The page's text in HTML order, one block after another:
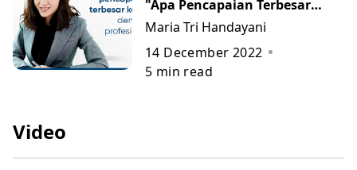
"Apa Pencapaian Terbesar
Anda?"
Maria Tri Handayani
14 December 2022
5 min read
Video